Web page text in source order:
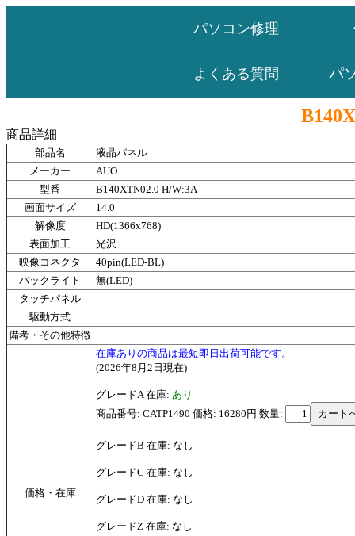
パソコン修理
よくある質問 パ
商品詳細
部品名
液晶パネル
メーカー
AUO
型番
B140XTN02.0 H/W:3A
画面サイズ
14.0
解像度
HD(1366x768)
表面加工
光沢
映像コネクタ
40pin(LED-BL)
バックライト
無(LED)
タッチパネル
駆動方式
備考・その他特徴
価格・在庫
在庫ありの商品は最短即日出荷可能です。
(2026年8月2日現在)
グレードA 在庫: あり
商品番号: CATP1490 価格: 16280円 数量:
グレードB 在庫: なし
グレードC 在庫: なし
グレードD 在庫: なし
グレードZ 在庫: なし